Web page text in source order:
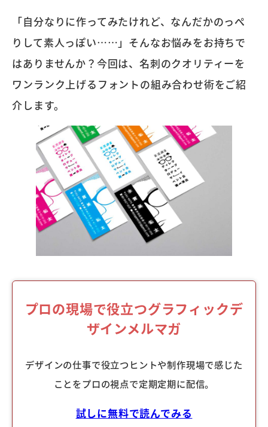
「自分なりに作ってみたけれど、なんだかのっぺ
りして素人っぽい……」そんなお悩みをお持ちで
はありませんか？今回は、名刺のクオリティーを
ワンランク上げるフォントの組み合わせ術をご紹
介します。
プロの現場で役立つグラフィックデ
ザインメルマガ
デザインの仕事で役立つヒントや制作現場で感じた
ことをプロの視点で定期定期に配信。
試しに無料で読んでみる